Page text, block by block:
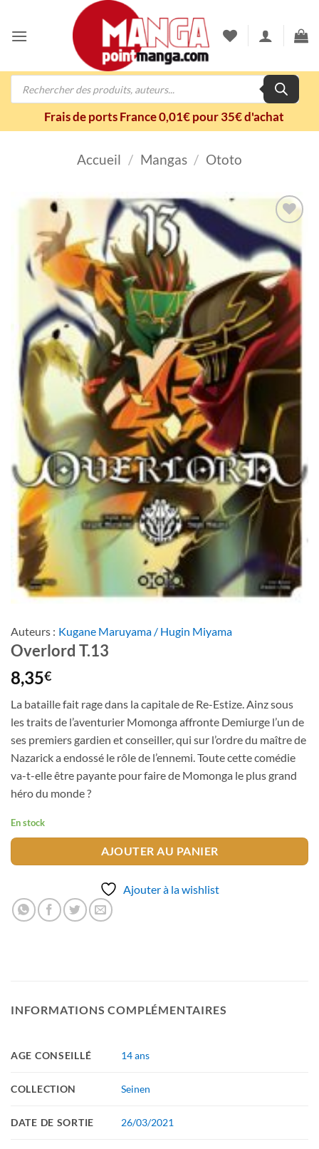
contenu
Recherche
Frais de ports France 0,01€ pour 35€ d'achat
Accueil / Mangas / Ototo
Ajouter
à la
wishlist
Auteurs : Kugane Maruyama / Hugin Miyama
Overlord T.13
8,35€
La bataille fait rage dans la capitale de Re-Estize. Ainz sous
les traits de l’aventurier Momonga affronte Demiurge l’un de
ses premiers gardien et conseiller, qui sur l’ordre du maître de
Nazarick a endossé le rôle de l’ennemi. Toute cette comédie
va-t-elle être payante pour faire de Momonga le plus grand
héro du monde ?
En stock
AJOUTER AU PANIER
Ajouter à la wishlist
INFORMATIONS COMPLÉMENTAIRES
AGE CONSEILLÉ 14 ans
COLLECTION Seinen
DATE DE SORTIE 26/03/2021